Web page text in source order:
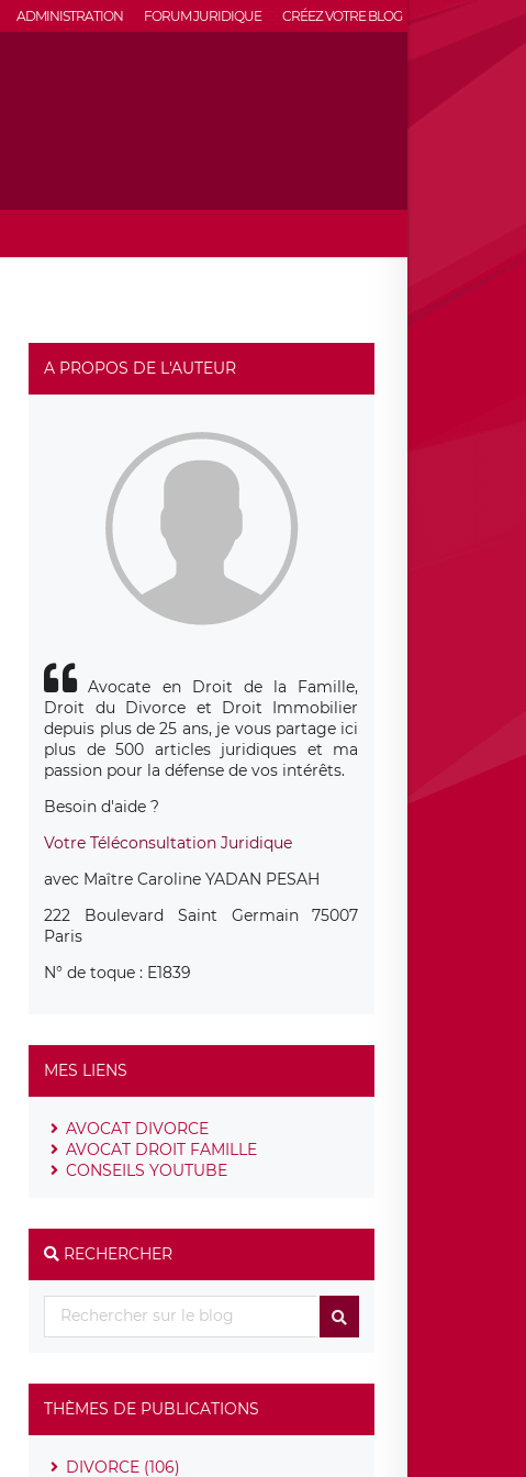
ADMINISTRATION FORUM JURIDIQUE CRÉEZ VOTRE BLOG
A PROPOS DE L'AUTEUR
Avocate en Droit de la Famille,
Droit du Divorce et Droit Immobilier
depuis plus de 25 ans, je vous partage ici
plus de 500 articles juridiques et ma
passion pour la défense de vos intérêts.
Besoin d'aide ?
Votre Téléconsultation Juridique
avec Maître Caroline YADAN PESAH
222 Boulevard Saint Germain 75007
Paris
N° de toque : E1839
MES LIENS
AVOCAT DIVORCE
AVOCAT DROIT FAMILLE
CONSEILS YOUTUBE
RECHERCHER
THÈMES DE PUBLICATIONS
DIVORCE (106)